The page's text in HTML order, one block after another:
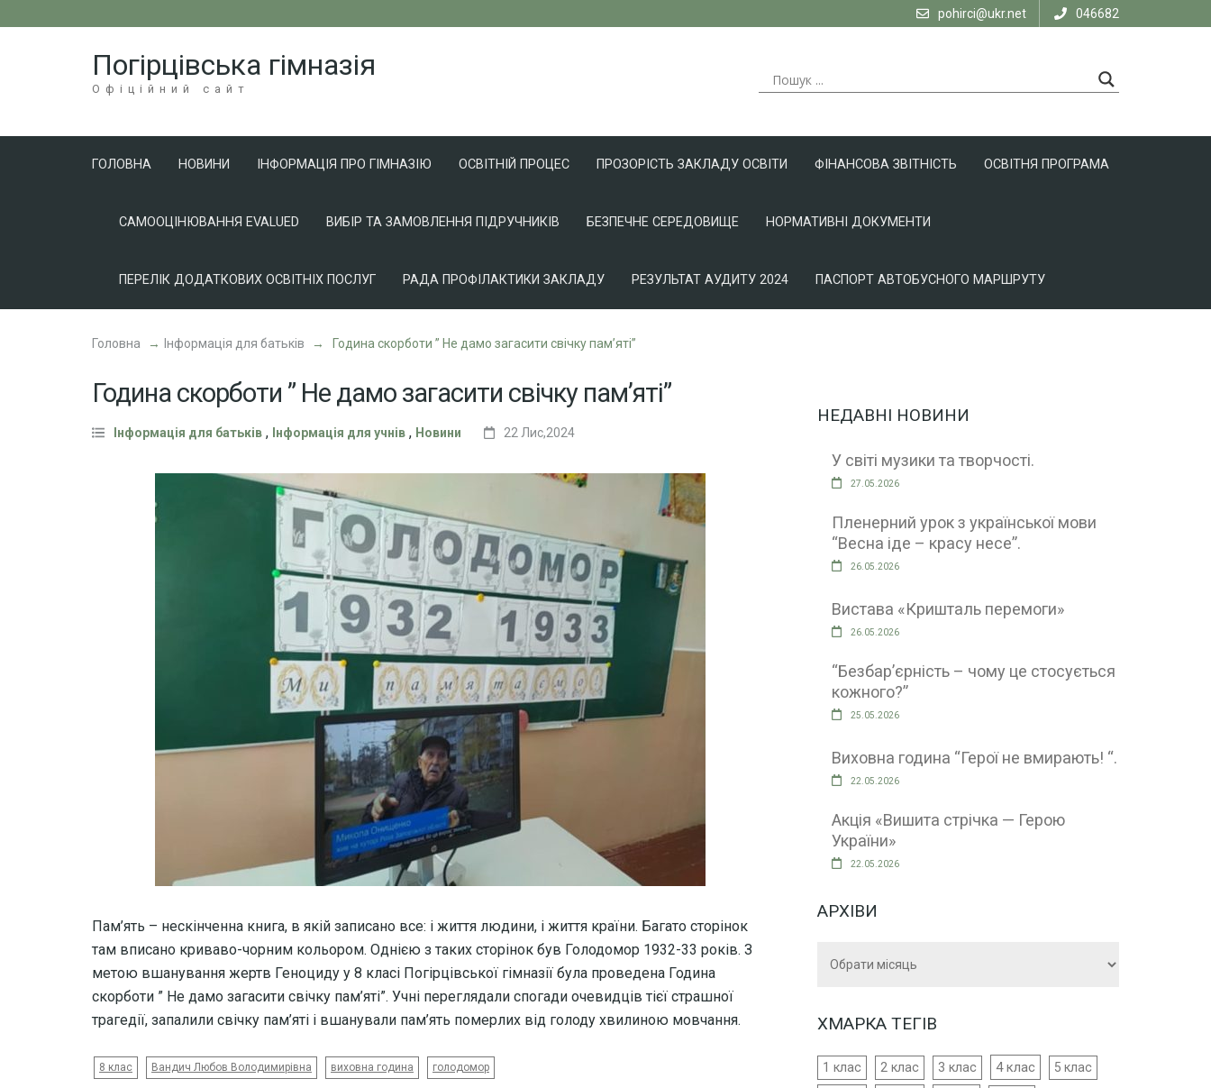
pohirci@ukr.net 046682
Погірцівська гімназія
Офіційний сайт
ГОЛОВНА НОВИНИ ІНФОРМАЦІЯ ПРО ГІМНАЗІЮ ОСВІТНІЙ ПРОЦЕС ПРОЗОРІСТЬ ЗАКЛАДУ ОСВІТИ ФІНАНСОВА ЗВІТНІСТЬ ОСВІТНЯ ПРОГРАМА
САМООЦІНЮВАННЯ EVALUED ВИБІР ТА ЗАМОВЛЕННЯ ПІДРУЧНИКІВ БЕЗПЕЧНЕ СЕРЕДОВИЩЕ НОРМАТИВНІ ДОКУМЕНТИ
ПЕРЕЛІК ДОДАТКОВИХ ОСВІТНІХ ПОСЛУГ РАДА ПРОФІЛАКТИКИ ЗАКЛАДУ РЕЗУЛЬТАТ АУДИТУ 2024 ПАСПОРТ АВТОБУСНОГО МАРШРУТУ
Головна → Інформація для батьків → Година скорботи ” Не дамо загасити свічку пам’яті”
Година скорботи ” Не дамо загасити свічку пам’яті”
Інформація для батьків , Інформація для учнів , Новини 22 Лис,2024
Пам’ять – нескінченна книга, в якій записано все: і життя людини, і життя країни. Багато сторінок
там вписано криваво-чорним кольором. Однією з таких сторінок був Голодомор 1932-33 років. З
метою вшанування жертв Геноциду у 8 класі Погірцівської гімназії була проведена Година
скорботи ” Не дамо загасити свічку пам’яті”. Учні переглядали спогади очевидців тієї страшної
трагедії, запалили свічку пам’яті і вшанували пам’ять померлих від голоду хвилиною мовчання.
8 клас Вандич Любов Володимирівна виховна година голодомор
НЕДАВНІ НОВИНИ
У світі музики та творчості.
27.05.2026
Пленерний урок з української мови
“Весна іде – красу несе”.
26.05.2026
Вистава «Кришталь перемоги»
26.05.2026
“Безбар’єрність – чому це стосується
кожного?”
25.05.2026
Виховна година “Герої не вмирають! “.
22.05.2026
Акція «Вишита стрічка — Герою
України»
22.05.2026
АРХІВИ
ХМАРКА ТЕГІВ
1 клас 2 клас 3 клас 4 клас 5 клас